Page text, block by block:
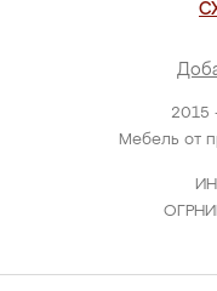
2015
Мебель от